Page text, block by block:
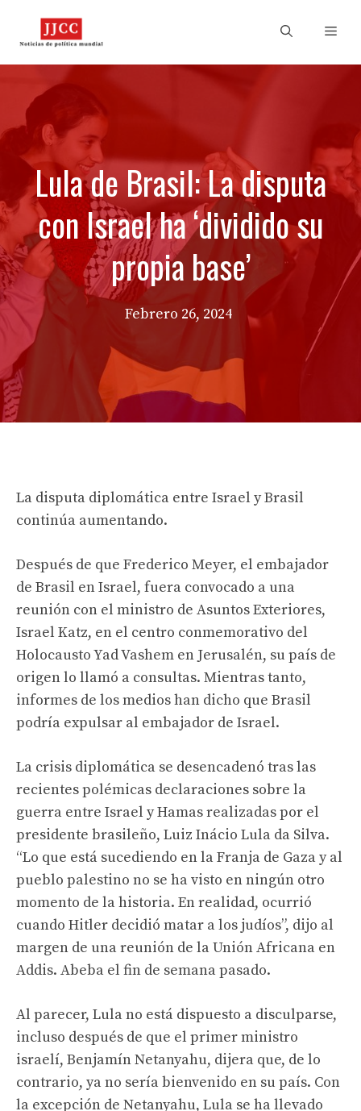
Lula de Brasil: La disputa
con Israel ha ‘dividido su
propia base’
Febrero 26, 2024
La disputa diplomática entre Israel y Brasil
continúa aumentando.
Después de que Frederico Meyer, el embajador
de Brasil en Israel, fuera convocado a una
reunión con el ministro de Asuntos Exteriores,
Israel Katz, en el centro conmemorativo del
Holocausto Yad Vashem en Jerusalén, su país de
origen lo llamó a consultas. Mientras tanto,
informes de los medios han dicho que Brasil
podría expulsar al embajador de Israel.
La crisis diplomática se desencadenó tras las
recientes polémicas declaraciones sobre la
guerra entre Israel y Hamas realizadas por el
presidente brasileño, Luiz Inácio Lula da Silva.
“Lo que está sucediendo en la Franja de Gaza y al
pueblo palestino no se ha visto en ningún otro
momento de la historia. En realidad, ocurrió
cuando Hitler decidió matar a los judíos”, dijo al
margen de una reunión de la Unión Africana en
Addis. Abeba el fin de semana pasado.
Al parecer, Lula no está dispuesto a disculparse,
incluso después de que el primer ministro
israelí, Benjamín Netanyahu, dijera que, de lo
contrario, ya no sería bienvenido en su país. Con
la excepción de Netanyahu, Lula se ha llevado